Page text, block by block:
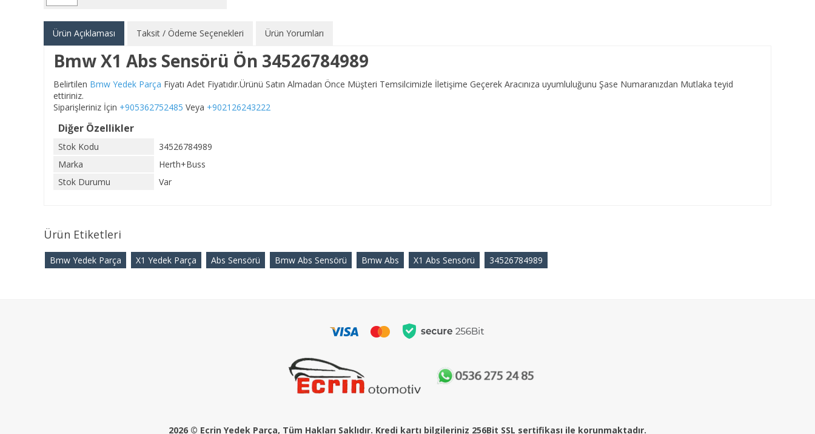
Ürün Açıklaması Taksit / Ödeme Seçenekleri Ürün Yorumları
Bmw X1 Abs Sensörü Ön 34526784989
Belirtilen Bmw Yedek Parça Fiyatı Adet Fiyatıdır.Ürünü Satın Almadan Önce Müşteri Temsilcimizle İletişime Geçerek Aracınıza uyumluluğunu Şase Numaranızdan Mutlaka teyid
ettiriniz.
Siparişleriniz İçin +905362752485 Veya +902126243222
Diğer Özellikler
Stok Kodu
34526784989
Marka
Herth+Buss
Stok Durumu
Var
Ürün Etiketleri
Bmw Yedek Parça X1 Yedek Parça Abs Sensörü Bmw Abs Sensörü Bmw Abs X1 Abs Sensörü 34526784989
2026 © Ecrin Yedek Parça, Tüm Hakları Saklıdır. Kredi kartı bilgileriniz 256Bit SSL sertifikası ile korunmaktadır.